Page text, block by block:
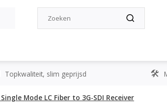
Topkwaliteit, slim geprijsd
Mode LC Fiber to 3G-SDI Receiver